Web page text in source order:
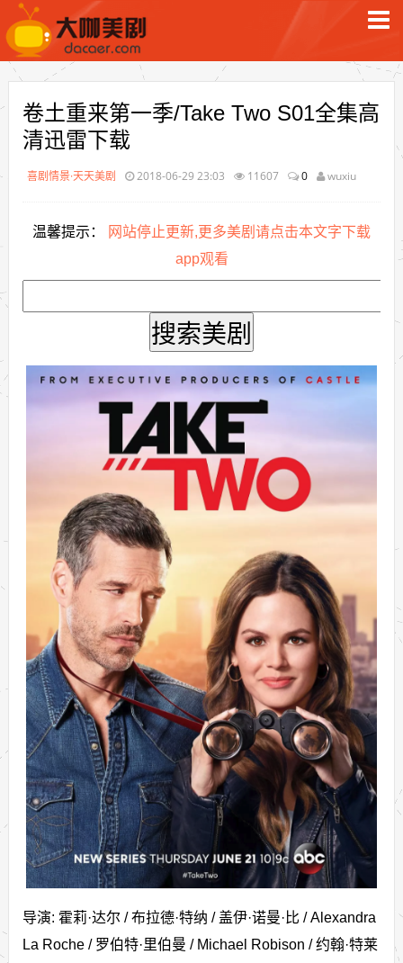
卷土重来第一季/Take Two S01全集高
清迅雷下载
喜剧情景·天天美剧 2018-06-29 23:03 11607 0 wuxiu
温馨提示：
网站停止更新,更多美剧请点击本文字下载
app观看
导演: 霍莉·达尔 / 布拉德·特纳 / 盖伊·诺曼·比 / Alexandra
La Roche / 罗伯特·里伯曼 / Michael Robison / 约翰·特莱